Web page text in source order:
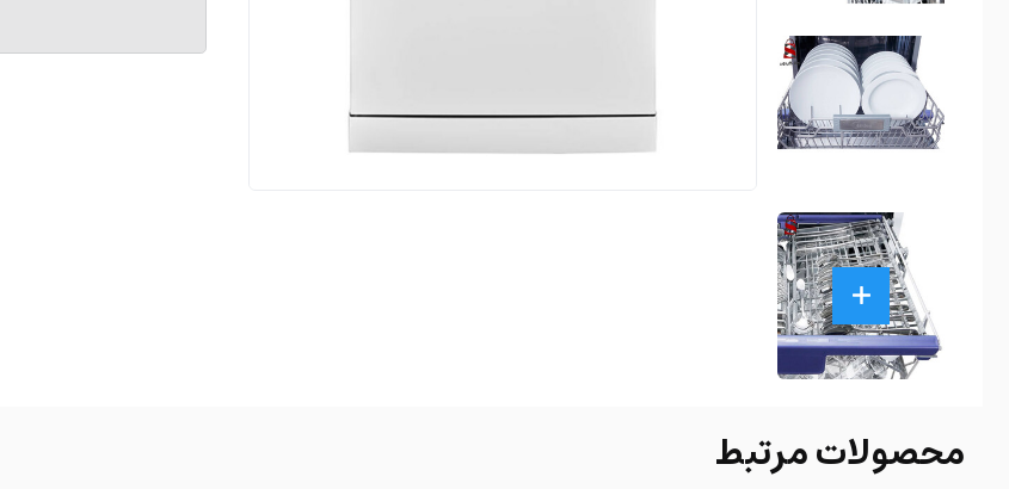
محصولات مرتبط